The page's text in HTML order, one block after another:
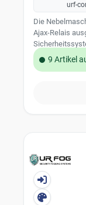
urf-
Die
Ajax-Relais
für effektiven
vormontiert)Technische
Auslösung): 390 m³
Maximale Auslösezeit:
ml (nicht im
Wandmontage Nebeldüse: fix Durchschnittlicher
9 Artikel